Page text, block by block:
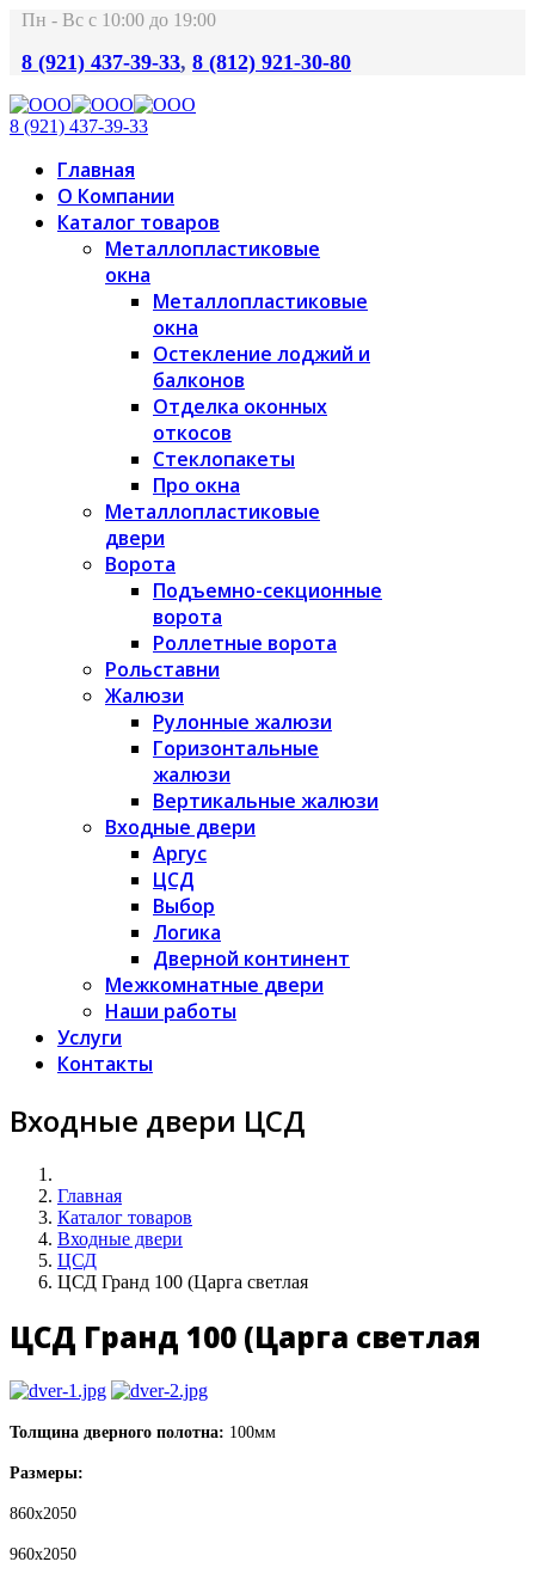
Пн - Вс с 10:00 до 19:00
8 (921) 437-39-33, 8 (812) 921-30-80
8 (921) 437-39-33
Главная
О Компании
Каталог товаров
Металлопластиковые
окна
Металлопластиковые
окна
Остекление лоджий и
балконов
Отделка оконных
откосов
Стеклопакеты
Про окна
Металлопластиковые
двери
Ворота
Подъемно-секционные
ворота
Роллетные ворота
Рольставни
Жалюзи
Рулонные жалюзи
Горизонтальные
жалюзи
Вертикальные жалюзи
Входные двери
Аргус
ЦСД
Выбор
Логика
Дверной континент
Межкомнатные двери
Наши работы
Услуги
Контакты
Входные двери ЦСД
Главная
Каталог товаров
Входные двери
ЦСД
ЦСД Гранд 100 (Царга светлая
ЦСД Гранд 100 (Царга светлая
Толщина дверного полотна: 100мм
Размеры:
860х2050
960х2050